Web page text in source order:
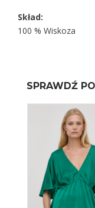
Skład:
100 % Wiskoza
SPRAWDŹ